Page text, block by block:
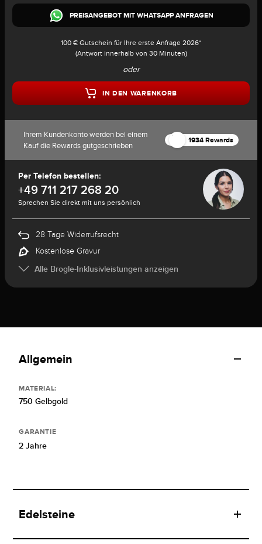
PREISANGEBOT MIT WHATSAPP ANFRAGEN
100 € Gutschein für Ihre erste Anfrage 2026*
(Antwort innerhalb von 30 Minuten)
oder
IN DEN WARENKORB
Ihrem Kundenkonto werden bei einem
Kauf die Rewards gutgeschrieben
1934 Rewards
Per Telefon bestellen:
+49 711 217 268 20
Sprechen Sie direkt mit uns persönlich
28 Tage Widerrufsrecht
Kostenlose Gravur
Alle Brogle-Inklusivleistungen anzeigen
Allgemein
MATERIAL:
750 Gelbgold
GARANTIE
2 Jahre
Edelsteine